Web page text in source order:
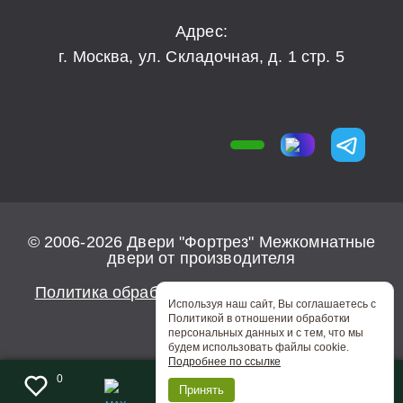
0
Используя наш сайт, Вы соглашаетесь с
Политикой в отношении обработки
персональных данных и с тем, что мы
будем использовать файлы cookie.
Подробнее по ссылке
Принять
Адрес:
г. Москва, ул. Складочная, д. 1 стр. 5
© 2006-2026 Двери "Фортрез" Межкомнатные
двери от производителя
Политика обработки персональных данных